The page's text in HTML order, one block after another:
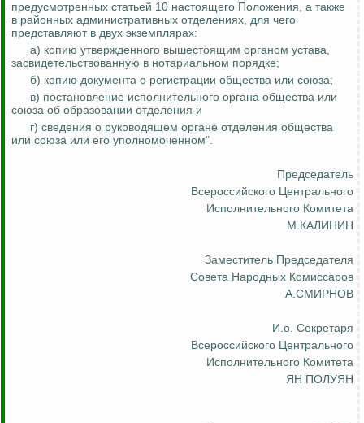
предусмотренных статьей 10 настоящего Положения, а также
в районных административных отделениях, для чего
представляют в двух экземплярах:
а) копию утвержденного вышестоящим органом устава,
засвидетельствованную в нотариальном порядке;
б) копию документа о регистрации общества или союза;
в) постановление исполнительного органа общества или
союза об образовании отделения и
г) сведения о руководящем органе отделения общества
или союза или его уполномоченном".
Председатель
Всероссийского Центрального
Исполнительного Комитета
М.КАЛИНИН
Заместитель Председателя
Совета Народных Комиссаров
А.СМИРНОВ
И.о. Секретаря
Всероссийского Центрального
Исполнительного Комитета
ЯН ПОЛУЯН